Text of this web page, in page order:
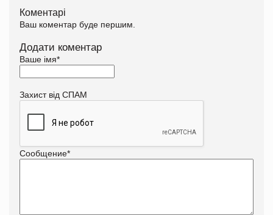
Коментарі
Ваш коментар буде першим.
Додати коментар
Ваше імя*
Захист від СПАМ
Сообщение*